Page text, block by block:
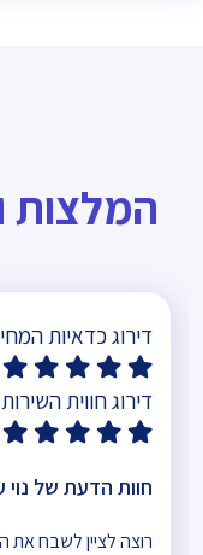
המלצות
דירוג כדאיות המחיר
דירוג חווית השירות
חוות הדעת של נוי
רוצה לציין לשבח את